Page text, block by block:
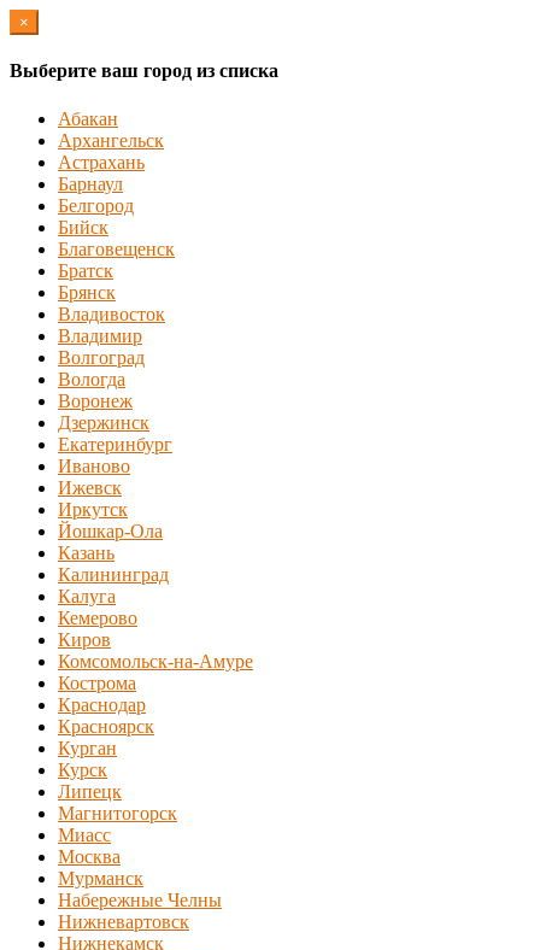
×
Выберите ваш город из списка
Абакан
Архангельск
Астрахань
Барнаул
Белгород
Бийск
Благовещенск
Братск
Брянск
Владивосток
Владимир
Волгоград
Вологда
Воронеж
Дзержинск
Екатеринбург
Иваново
Ижевск
Иркутск
Йошкар-Ола
Казань
Калининград
Калуга
Кемерово
Киров
Комсомольск-на-Амуре
Кострома
Краснодар
Красноярск
Курган
Курск
Липецк
Магнитогорск
Миасс
Москва
Мурманск
Набережные Челны
Нижневартовск
Нижнекамск